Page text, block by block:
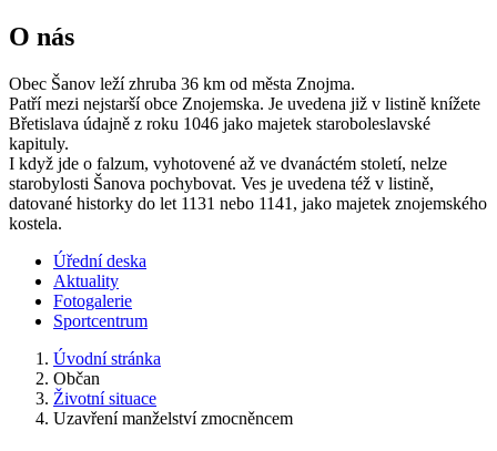
O nás
Obec Šanov leží zhruba 36 km od města Znojma.
Patří mezi nejstarší obce Znojemska. Je uvedena již v listině knížete
Břetislava údajně z roku 1046 jako majetek staroboleslavské
kapituly.
I když jde o falzum, vyhotovené až ve dvanáctém století, nelze
starobylosti Šanova pochybovat. Ves je uvedena též v listině,
datované historky do let 1131 nebo 1141, jako majetek znojemského
kostela.
Úřední deska
Aktuality
Fotogalerie
Sportcentrum
Úvodní stránka
Občan
Životní situace
Uzavření manželství zmocněncem